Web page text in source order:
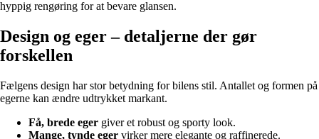
hyppig rengøring for at bevare glansen.
Design og eger – detaljerne der gør
forskellen
Fælgens design har stor betydning for bilens stil. Antallet og formen på
egerne kan ændre udtrykket markant.
Få, brede eger giver et robust og sporty look.
Mange, tynde eger virker mere elegante og raffinerede.